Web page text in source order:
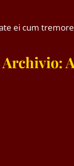
ei cum